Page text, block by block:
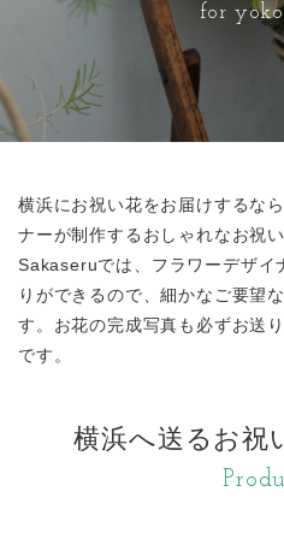
for
横浜にお祝い花をお届けするな
ナーが制作するおしゃれなお祝
Sakaseruでは、フラワーデザイ
りができるので、細かなご要望
す。お花の完成写真も必ずお送
です。
横浜へ送るお祝